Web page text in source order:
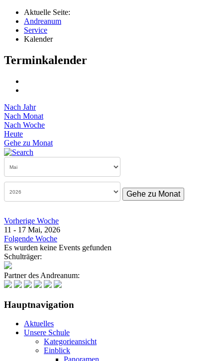
Aktuelle Seite:
Andreanum
Service
Kalender
Terminkalender
Nach Jahr
Nach Monat
Nach Woche
Heute
Gehe zu Monat
Gehe zu Monat
Vorherige Woche
11 - 17 Mai, 2026
Folgende Woche
Es wurden keine Events gefunden
Schulträger:
Partner des Andreanum:
Hauptnavigation
Aktuelles
Unsere Schule
Kategorieansicht
Einblick